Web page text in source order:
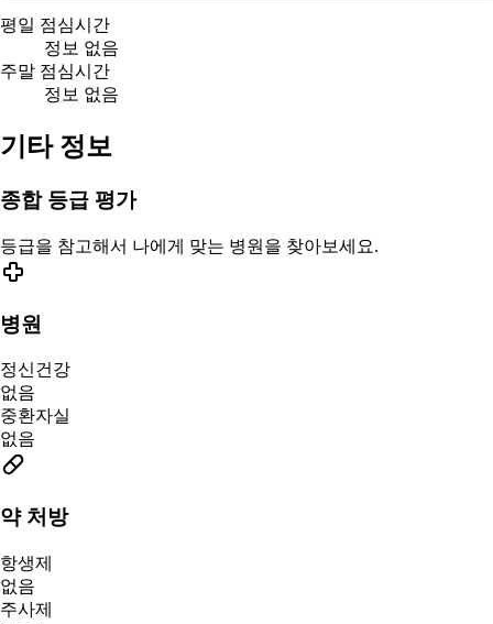
평일 점심시간
정보 없음
주말 점심시간
정보 없음
기타 정보
종합 등급 평가
등급을 참고해서 나에게 맞는 병원을 찾아보세요.
병원
정신건강
없음
중환자실
없음
약 처방
항생제
없음
주사제